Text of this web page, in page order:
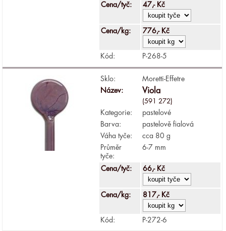
Cena/tyč: 47,- Kč
Cena/kg: 776,- Kč
Kód: P-268-5
Sklo:
Moretti-Effetre
Název:
Viola
(591 272)
Kategorie:
pastelové
Barva:
pastelově fialová
Váha tyče:
cca 80 g
Průměr
tyče:
6-7 mm
Cena/tyč: 66,- Kč
Cena/kg: 817,- Kč
Kód: P-272-6